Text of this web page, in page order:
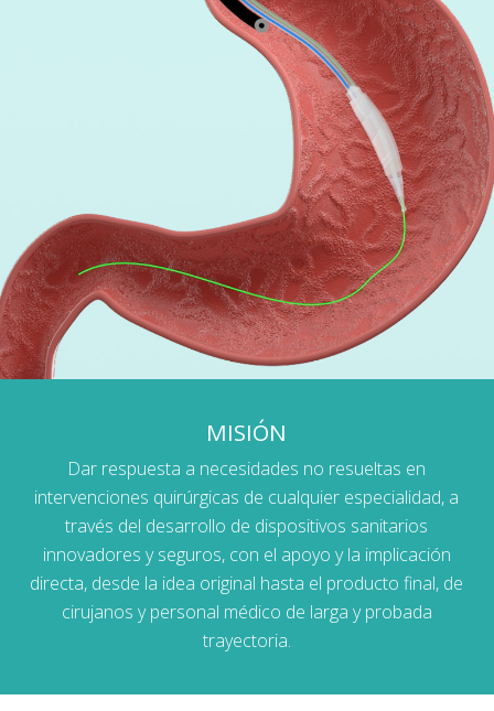
MISIÓN
Dar respuesta a necesidades no resueltas en
intervenciones quirúrgicas de cualquier especialidad, a
través del desarrollo de dispositivos sanitarios
innovadores y seguros, con el apoyo y la implicación
directa, desde la idea original hasta el producto final, de
cirujanos y personal médico de larga y probada
trayectoria.